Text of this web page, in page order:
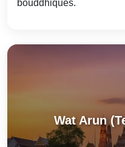
bouddhiques.
Wat Arun